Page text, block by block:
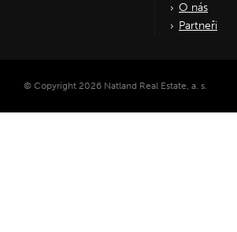
O nás
Partneři
© Copyright 2026 Natland Real Estate, a. s.